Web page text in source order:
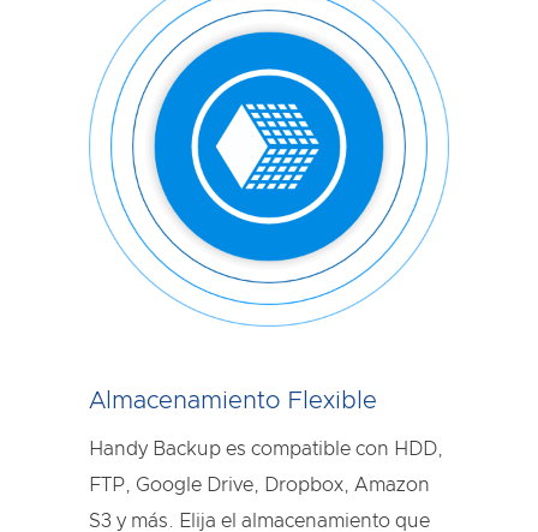
Almacenamiento Flexible
Handy Backup es compatible con HDD,
FTP, Google Drive, Dropbox, Amazon
S3 y más. Elija el almacenamiento que